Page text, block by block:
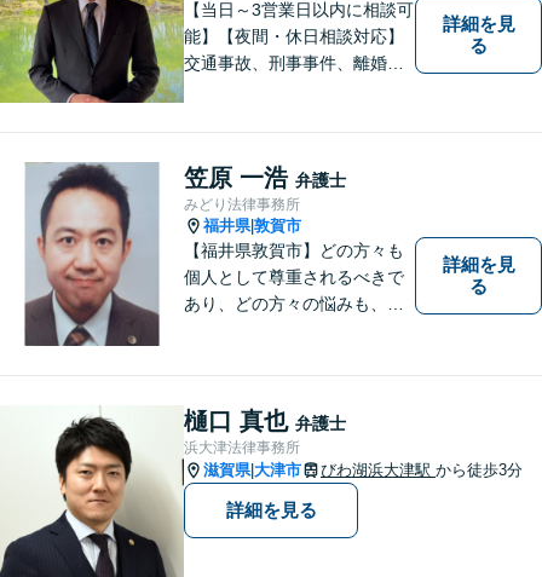
【当日～3営業日以内に相談可
能】【夜間・休日相談対応】
交通事故、刑事事件、離婚・
詳細を見
る
笠原 一浩 弁護士
みどり法律事務所
福井県|敦賀市
【福井県敦賀市】どの方々も
個人として尊重されるべきで
あり、どの方々の悩みも、そ
す。 また、言葉の壁や専門知
識の壁も越えて、解決が図ら
れる必要があります。
詳細を見
る
樋口 真也 弁護士
浜大津法律事務所
滋賀県|大津市 びわ湖浜大津駅 から徒歩3分
詳細を見る